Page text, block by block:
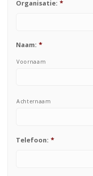
Organisatie: *
Naam: *
Voornaam
Achternaam
Telefoon: *